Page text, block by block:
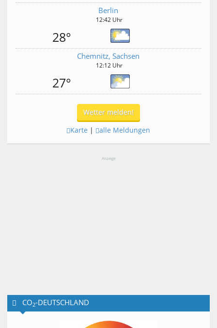
Berlin
12:42 Uhr
28°
Chemnitz, Sachsen
12:12 Uhr
27°
Wetter melden!
Karte | alle Meldungen
Anzeige
CO2-DEUTSCHLAND